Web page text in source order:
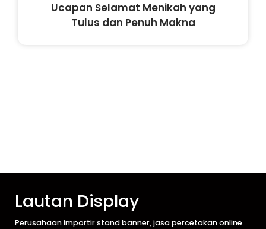
Ucapan Selamat Menikah yang
Tulus dan Penuh Makna
Lautan Display
Perusahaan importir stand banner, jasa percetakan online